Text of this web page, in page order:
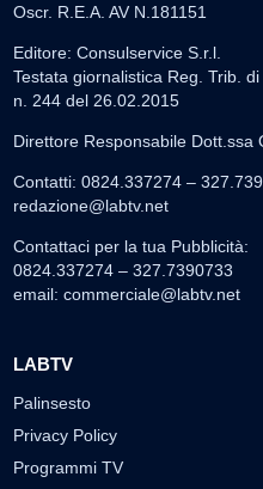
Oscr. R.E.A. AV N.181151
Editore: Consulservice S.r.l.
Testata giornalistica Reg. Trib.
n. 244 del 26.02.2015
Direttore Responsabile Dott.ssa
Contatti: 0824.337274 –
redazione@labtv.net
Contattaci per la tua Pubblicità:
0824.337274 – 327.7390733
email: commerciale@labtv.net
LABTV
Palinsesto
Privacy Policy
Programmi TV